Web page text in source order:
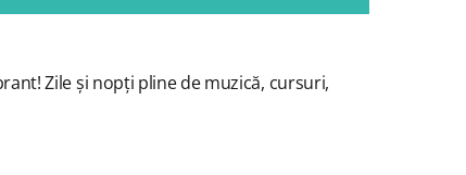
Zile și nopți pline de muzică, cursuri,